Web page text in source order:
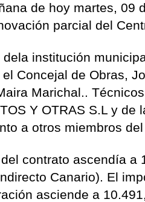
de hoy martes, 09
parcial del
dela institución
Concejal de Obras,
Marichal..
Y OTRAS S.L y
a otros miembros
contrato ascendía a
Canario). El
asciende a